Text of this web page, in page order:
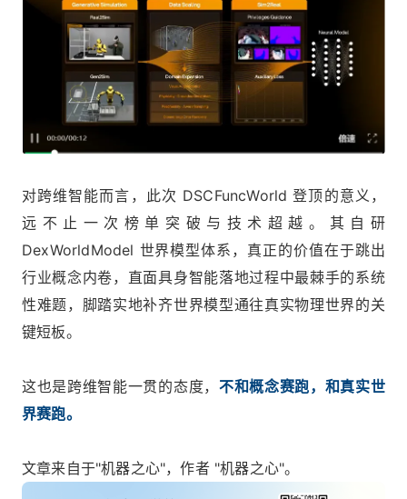
对跨维智能而言，此次 DSCFuncWorld 登顶的意义，
远不止一次榜单突破与技术超越。其自研
DexWorldModel 世界模型体系，真正的价值在于跳出
行业概念内卷，直面具身智能落地过程中最棘手的系统
性难题，脚踏实地补齐世界模型通往真实物理世界的关
键短板。
这也是跨维智能一贯的态度， 不和概念赛跑，和真实世
界赛跑。
文章来自于"机器之心"，作者 "机器之心"。